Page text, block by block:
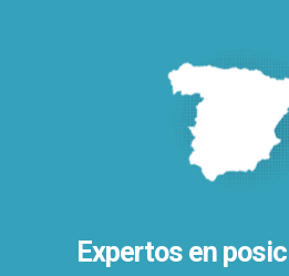
Expertos en